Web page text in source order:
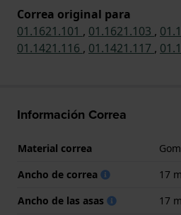
Correa original para
01.1621.101 , 01.1621.103 ,
01.1421.116 , 01.1421.117 ,
Información Correa
Material correa
Ancho de correa
17
Ancho de las asas
17